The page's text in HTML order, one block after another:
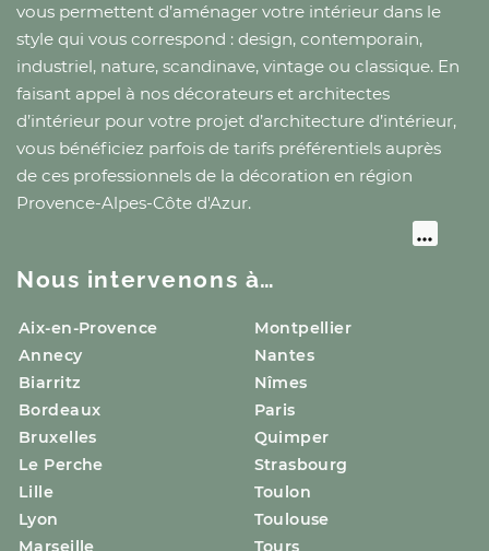
vous permettent d’aménager votre intérieur dans le
style qui vous correspond : design, contemporain,
industriel, nature, scandinave, vintage ou classique. En
faisant appel à nos décorateurs et architectes
d’intérieur pour votre projet d’architecture d’intérieur,
vous bénéficiez parfois de tarifs préférentiels auprès
de ces professionnels de la décoration en région
Provence-Alpes-Côte d'Azur.
Nous intervenons à…
Aix-en-Provence
Annecy
Biarritz
Bordeaux
Bruxelles
Le Perche
Lille
Lyon
Marseille
Montpellier
Nantes
Nîmes
Paris
Quimper
Strasbourg
Toulon
Toulouse
Tours